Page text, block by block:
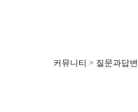
커뮤니티 > 질문과답변